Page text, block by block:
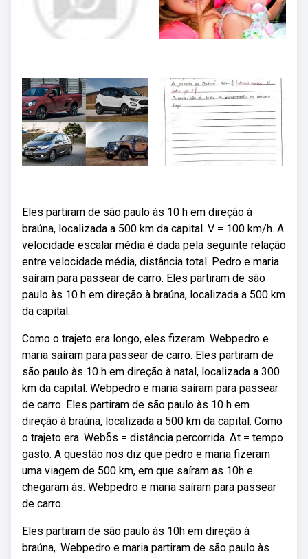
Eles partiram de são paulo às 10 h em direção à
braúna, localizada a 500 km da capital. V = 100 km/h. A
velocidade escalar média é dada pela seguinte relação
entre velocidade média, distância total. Pedro e maria
saíram para passear de carro. Eles partiram de são
paulo às 10 h em direção à braúna, localizada a 500 km
da capital.
Como o trajeto era longo, eles fizeram. Webpedro e
maria saíram para passear de carro. Eles partiram de
são paulo às 10 h em direção à natal, localizada a 300
km da capital. Webpedro e maria saíram para passear
de carro. Eles partiram de são paulo às 10 h em
direção à braúna, localizada a 500 km da capital. Como
o trajeto era. Webδs = distância percorrida. Δt = tempo
gasto. A questão nos diz que pedro e maria fizeram
uma viagem de 500 km, em que saíram as 10h e
chegaram às. Webpedro e maria saíram para passear
de carro.
Eles partiram de são paulo às 10h em direção à
braúna,. Webpedro e maria partiram de são paulo às